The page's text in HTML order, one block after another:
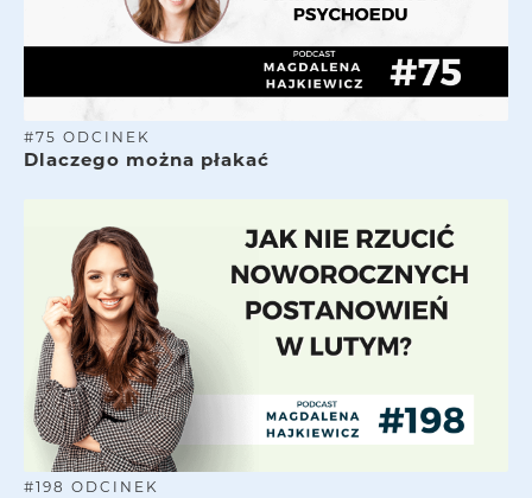
#75 ODCINEK
Dlaczego można płakać
# 198 ODCINEK